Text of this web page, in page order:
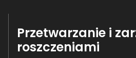
Przetwarzanie i
roszczeniami